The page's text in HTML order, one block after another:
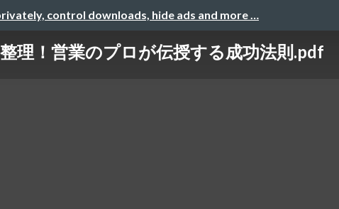
control downloads, hide ads and more …
理！営業のプロが伝授する成功法則.pdf